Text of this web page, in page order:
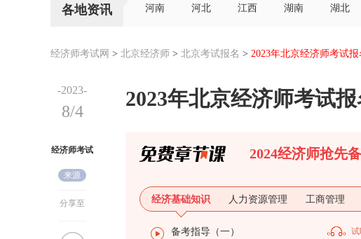
各地资讯
河南
河北 江西 湖南 湖北
经济师考试网 > 北京经济师 > 北京考试报名 > 2023年北京经济师考试
-2023-
8/4
经济师考试
网
来源
分享至
2023年北京经济师考试
2024经济师抢先
经济基础知识 人力资源管理 工商管理
备考指导（一）